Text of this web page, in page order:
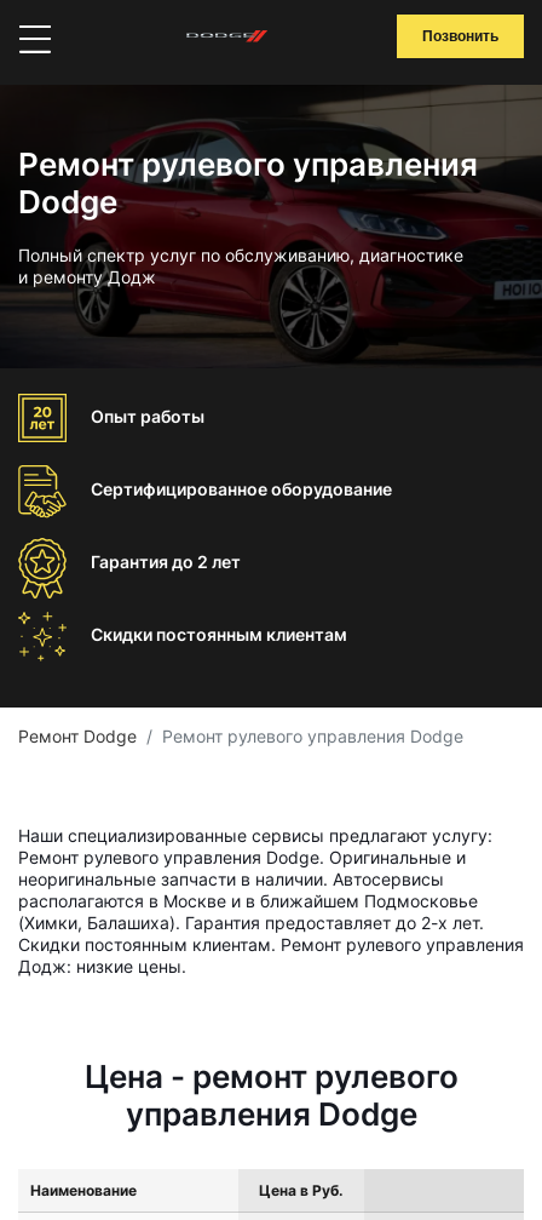
Позвонить
Ремонт рулевого управления
Dodge
Полный спектр услуг по обслуживанию, диагностике
и ремонту Додж
Опыт работы
Сертифицированноеоборудование
Гарантиядо 2 лет
Скидки постоянным клиентам
Ремонт Dodge Ремонт рулевого управления Dodge
Наши специализированные сервисы предлагают услугу:
Ремонт рулевого управления Dodge. Оригинальные и
неоригинальные запчасти в наличии. Автосервисы
располагаются в Москве и в ближайшем Подмосковье
(Химки, Балашиха). Гарантия предоставляет до 2-х лет.
Скидки постоянным клиентам. Ремонт рулевого управления
Додж: низкие цены.
Цена - ремонт рулевого
управления Dodge
Наименование Цена в Руб.